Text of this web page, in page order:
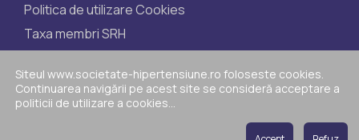
Politica de utilizare Cookies
Taxa membri SRH
Politica de reclamații
ANPC
Siteul www.societate-hipertensiune.ro foloseste cookies.
Continuarea navigării pe acest site se consideră acceptare a
politicii de utilizare a cookies...